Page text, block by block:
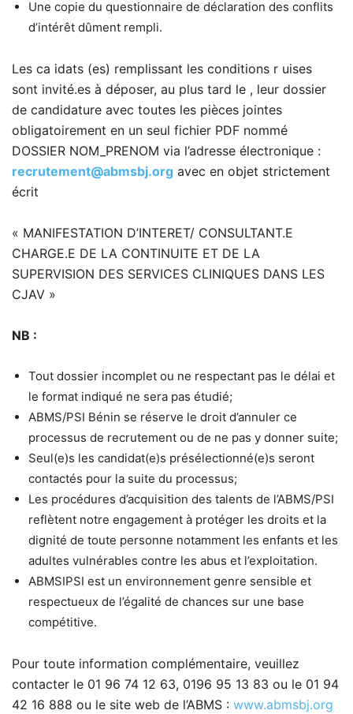
Une copie du questionnaire de déclaration des conflits
d’intérêt dûment rempli.
Les ca idats (es) remplissant les conditions r uises
sont invité.es à déposer, au plus tard le , leur dossier
de candidature avec toutes les pièces jointes
obligatoirement en un seul fichier PDF nommé
DOSSIER NOM_PRENOM via l’adresse électronique :
recrutement@abmsbj.org avec en objet strictement
écrit
« MANIFESTATION D’INTERET/ CONSULTANT.E
CHARGE.E DE LA CONTINUITE ET DE LA
SUPERVISION DES SERVICES CLINIQUES DANS LES
CJAV »
NB :
Tout dossier incomplet ou ne respectant pas le délai et
le format indiqué ne sera pas étudié;
ABMS/PSI Bénin se réserve le droit d’annuler ce
processus de recrutement ou de ne pas y donner suite;
Seul(e)s les candidat(e)s présélectionné(e)s seront
contactés pour la suite du processus;
Les procédures d’acquisition des talents de l’ABMS/PSI
reflètent notre engagement à protéger les droits et la
dignité de toute personne notamment les enfants et les
adultes vulnérables contre les abus et l’exploitation.
ABMSIPSI est un environnement genre sensible et
respectueux de l’égalité de chances sur une base
compétitive.
Pour toute information complémentaire, veuillez
contacter le 01 96 74 12 63, 0196 95 13 83 ou le 01 94
42 16 888 ou le site web de l’ABMS : www.abmsbj.org